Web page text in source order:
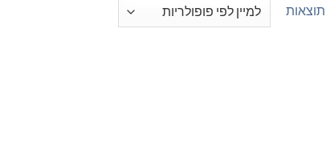
ממוין
לפי